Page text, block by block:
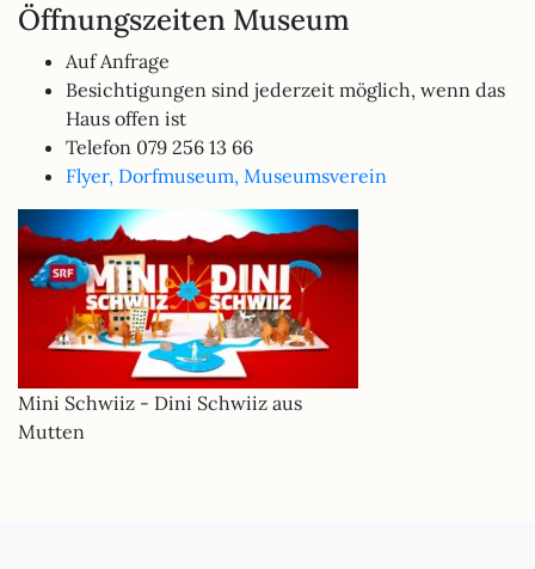
Öffnungszeiten Museum
Auf Anfrage
Besichtigungen sind jederzeit möglich, wenn das
Haus offen ist
Telefon 079 256 13 66
Flyer, Dorfmuseum, Museumsverein
Mini Schwiiz - Dini Schwiiz aus
Mutten